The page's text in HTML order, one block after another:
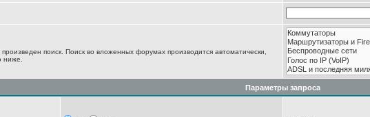
поиск. Поиск во вложенных форумах производится автоматически,
ниже.
Параметры запроса